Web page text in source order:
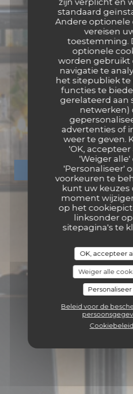
standaard
Andere optionele
vereisen
toestemming.
optionele
worden gebruikt
navigatie te
het sitepubliek
functies te
gerelateerd aan
netwerken)
advertenties of
weer te geven.
'OK, accepteer
'Weiger alle'
'Personaliseer'
voorkeuren te
kunt uw keuzes
moment
op het
linksonder
sitepagina's te
OK, accepteer
Weiger alle
Personaliseer
Beleid voor de
Cookiebeleid
PIZZERIA•
La
RESERVEER EEN